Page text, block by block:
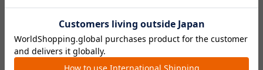
ってみた感想をチェック！
う！